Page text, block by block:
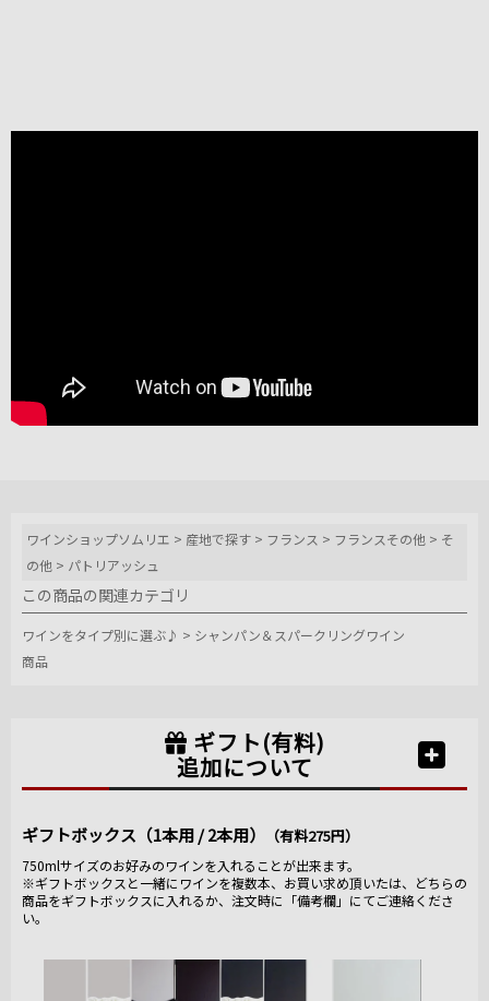
ワインショップソムリエ > 産地で探す > フランス > フランスその他 > そ
の他 > パトリアッシュ
この商品の関連カテゴリ
ワインをタイプ別に選ぶ♪ > シャンパン＆スパークリングワイン
商品
ギフト(有料)
追加について
ギフトボックス（1本用 / 2本用） （有料275円）
750mlサイズのお好みのワインを入れることが出来ます。
※ギフトボックスと一緒にワインを複数本、お買い求め頂いたは、どちらの
商品をギフトボックスに入れるか、注文時に「備考欄」にてご連絡くださ
い。